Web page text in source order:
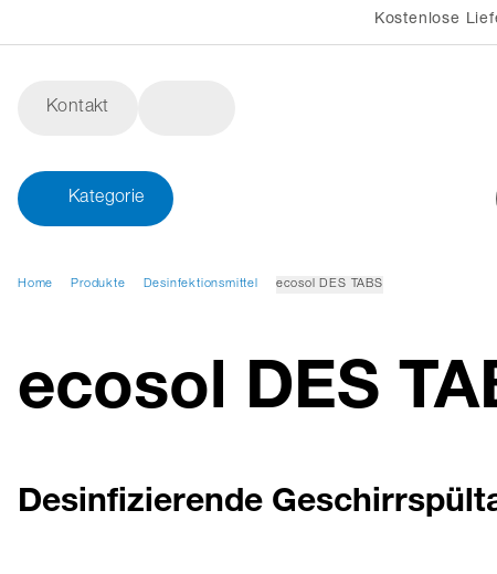
Kostenlose
Kontakt
Kategorie
Home Produkte Desinfektionsmittel ecosol DES TABS
ecosol DES
Desinfizierende